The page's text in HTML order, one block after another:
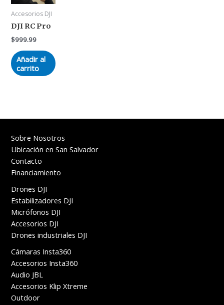
Accesorios DJI
DJI RC Pro
$999.99
Añadir al
carrito
Sobre Nosotros
Ubicación en San Salvador
Contacto
Financiamiento
Drones DJI
Estabilizadores DJI
Micrófonos DJI
Accesorios DJI
Drones industriales DJI
Cámaras Insta360
Accesorios Insta360
Audio JBL
Accesorios Klip Xtreme
Outdoor